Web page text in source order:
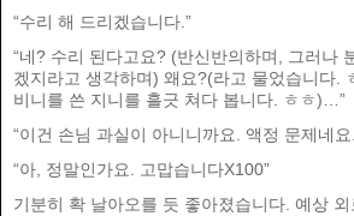
“수리 해 드리겠습니다.”
“네? 수리 된다고요? (반신반의하며, 그러나
겠지라고 생각하며) 왜요?(라고 물었습니다.
비니를 쓴 지니를 흘긋 쳐다 봅니다. ㅎㅎ)…”
“이건 손님 과실이 아니니까요. 액정 문제네요
“아, 정말인가요. 고맙습니다X100”
기분히 확 날아오를 듯 좋아졌습니다. 예상